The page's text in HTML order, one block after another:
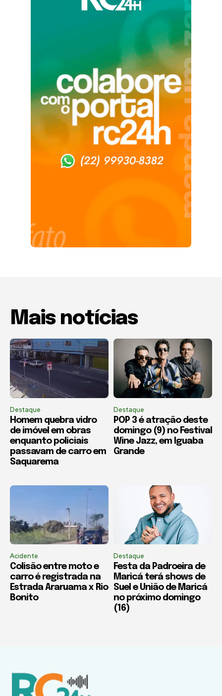
Mais notícias
Destaque
Homem quebra vidro
de imóvel em obras
enquanto policiais
passavam de carro em
Saquarema
Destaque
POP 3 é atração deste
domingo (9) no Festival
Wine Jazz, em Iguaba
Grande
Acidente
Colisão entre moto e
carro é registrada na
Estrada Araruama x Rio
Bonito
Destaque
Festa da Padroeira de
Maricá terá shows de
Suel e União de Maricá
no próximo domingo
(16)